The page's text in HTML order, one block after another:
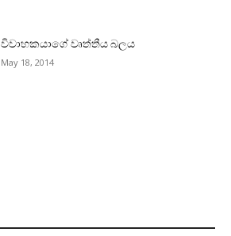
විවාහකයාගේ වෘත්තීය බලය
May 18, 2014